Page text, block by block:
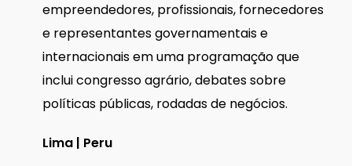
empreendedores, profissionais, fornecedores
e representantes governamentais e
internacionais em uma programação que
inclui congresso agrário, debates sobre
políticas públicas, rodadas de negócios.
Lima | Peru